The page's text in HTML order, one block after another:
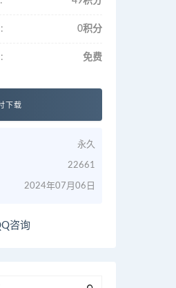
0积分
免费
下载
永久
22661
2024年07月06日
咨询